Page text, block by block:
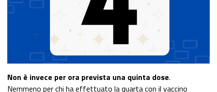
Non è invece per ora prevista una quinta dose.
Nemmeno per chi ha effettuato la quarta con il vaccino